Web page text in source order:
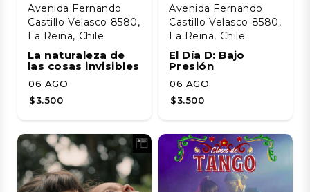
Avenida Fernando
Castillo Velasco 8580,
La Reina, Chile
La naturaleza de
las cosas invisibles
06 AGO
$3.500
Avenida Fernando
Castillo Velasco 8580,
La Reina, Chile
El Día D: Bajo
Presión
06 AGO
$3.500